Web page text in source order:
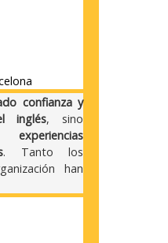
confianza y
inglés, sino
experiencias
. Tanto los
han